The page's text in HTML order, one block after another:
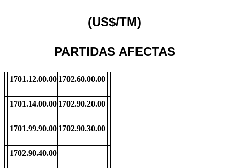
(US$/TM)
PARTIDAS AFECTAS
1701.12.00.00 1702.60.00.00
1701.14.00.00 1702.90.20.00
1701.99.90.00 1702.90.30.00
1702.90.40.00